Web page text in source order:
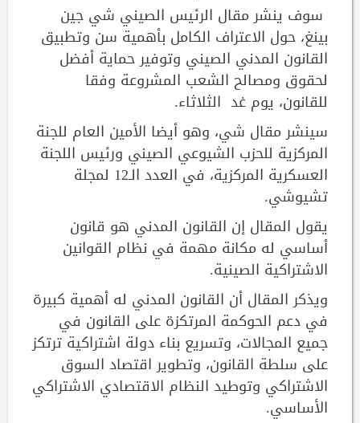
سوف ينشر مقال الرئيس الصيني شي جين
بينغ، حول الاعتراف الكامل بأهمية سن وتطبيق
القانون المدني الصيني وتوفير حماية أفضل
لحقوق ومصالح الشعب المشروعة وفقا
للقانون، يوم غد الثلاثاء.
سينشر مقال شي، وهو أيضا الأمين العام للجنة
المركزية للحزب الشيوعي الصيني ورئيس اللجنة
العسكرية المركزية، في العدد الـ12 لمجلة
تشيوشي.
يقول المقال إن القانون المدني هو قانون
أساسي له مكانة مهمة في نظام القوانين
الاشتراكية الصينية.
ويذكر المقال أن القانون المدني له أهمية كبيرة
في دعم الحوكمة المرتكزة على القانون في
جميع المجالات، وتسريع بناء دولة اشتراكية ترتكز
على سلطة القانون، وتطوير اقتصاد السوق
الاشتراكي وتوطيد النظام الاقتصادي الاشتراكي
الأساسي.